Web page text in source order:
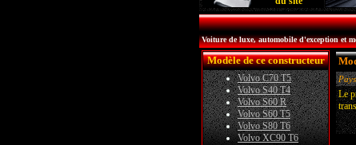
Voiture de luxe, automobile d'exception et
Modèle de ce constructeur
Volvo C70 T5
Volvo S40 T4
Volvo S60 R
Volvo S60 T5
Volvo S80 T6
Volvo XC90 T6
Le